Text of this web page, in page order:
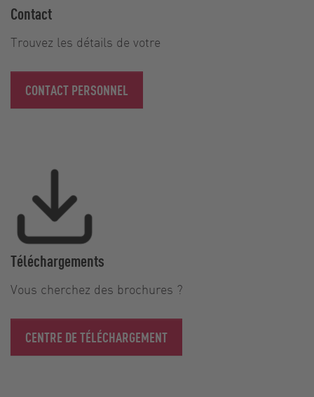
Contact
Trouvez les détails de votre
CONTACT PERSONNEL
Téléchargements
Vous cherchez des brochures ?
CENTRE DE TÉLÉCHARGEMENT